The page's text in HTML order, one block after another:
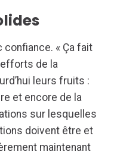
confiance. « Ça fait
de la
leurs fruits :
et encore de la
sur lesquelles
doivent être et
maintenant